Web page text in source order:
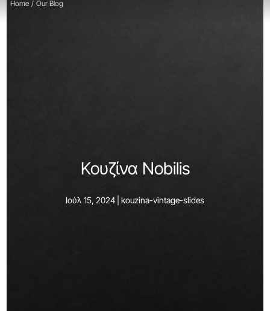
Κουζίνα Nobilis
Ιούλ 15, 2024 | kouzina-vintage-slides
Home / Our Blog